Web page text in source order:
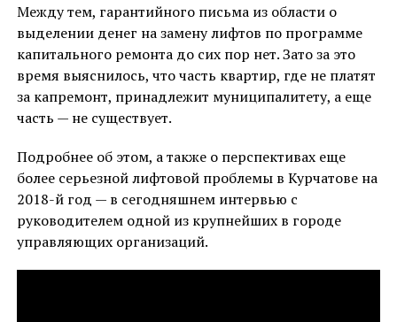
Между тем, гарантийного письма из области о
выделении денег на замену лифтов по программе
капитального ремонта до сих пор нет. Зато за это
время выяснилось, что часть квартир, где не платят
за капремонт, принадлежит муниципалитету, а еще
часть — не существует.
Подробнее об этом, а также о перспективах еще
более серьезной лифтовой проблемы в Курчатове на
2018-й год — в сегодняшнем интервью с
руководителем одной из крупнейших в городе
управляющих организаций.